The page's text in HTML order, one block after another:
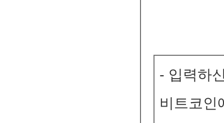
- 입력하
비트코인